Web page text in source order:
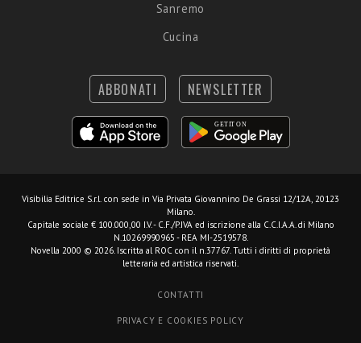
Sanremo
Cucina
ABBONATI NEWSLETTER
Visibilia Editrice S.r.l. con sede in Via Privata Giovannino De Grassi 12/12A, 20123
Milano.
Capitale sociale € 100.000,00 I.V. - C.F./P.IVA ed iscrizione alla C.C.I.A.A. di Milano
N.10269990965 - REA MI-2519578.
Novella 2000 © 2026. Iscritta al ROC con il n.37767. Tutti i diritti di proprietà
letteraria ed artistica riservati.
CONTATTI
PRIVACY E COOKIES POLICY